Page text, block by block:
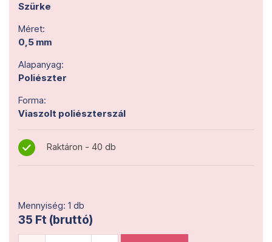
Szürke
Méret:
0,5 mm
Alapanyag:
Poliészter
Forma:
Viaszolt poliészterszál
Raktáron - 40 db
Mennyiség: 1 db
35 Ft (bruttó)